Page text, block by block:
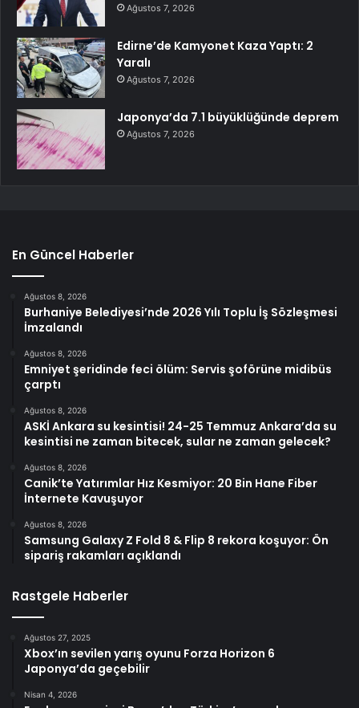
Ağustos 7, 2026
Edirne’de Kamyonet Kaza Yaptı: 2
Yaralı
Ağustos 7, 2026
Japonya’da 7.1 büyüklüğünde deprem
Ağustos 7, 2026
En Güncel Haberler
Ağustos 8, 2026
Burhaniye Belediyesi’nde 2026 Yılı Toplu İş Sözleşmesi
İmzalandı
Ağustos 8, 2026
Emniyet şeridinde feci ölüm: Servis şoförüne midibüs
çarptı
Ağustos 8, 2026
ASKİ Ankara su kesintisi! 24-25 Temmuz Ankara’da su
kesintisi ne zaman bitecek, sular ne zaman gelecek?
Ağustos 8, 2026
Canik’te Yatırımlar Hız Kesmiyor: 20 Bin Hane Fiber
İnternete Kavuşuyor
Ağustos 8, 2026
Samsung Galaxy Z Fold 8 & Flip 8 rekora koşuyor: Ön
sipariş rakamları açıklandı
Rastgele Haberler
Ağustos 27, 2025
Xbox’ın sevilen yarış oyunu Forza Horizon 6
Japonya’da geçebilir
Nisan 4, 2026